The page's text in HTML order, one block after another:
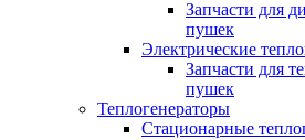
Запчасти для
пушек
Электрические
Запчасти для
пушек
Теплогенераторы
Cтационарные